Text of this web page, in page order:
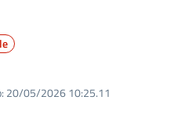
20/05/2026 10:25.11